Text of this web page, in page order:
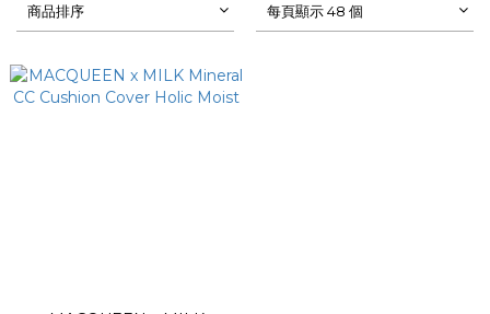
商品排序 每頁顯示 48 個